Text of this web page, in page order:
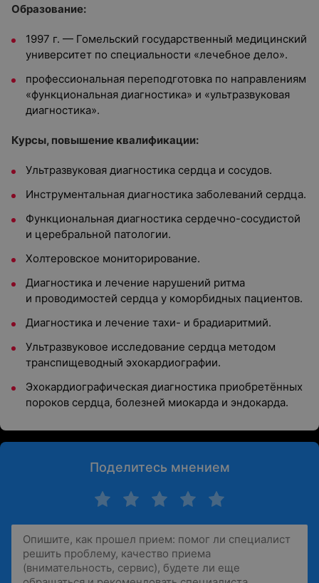
Образование:
1997 г. — Гомельский государственный медицинский
университет по специальности «лечебное дело».
профессиональная переподготовка по направлениям
«функциональная диагностика» и «ультразвуковая
диагностика».
Курсы, повышение квалификации:
Ультразвуковая диагностика сердца и сосудов.
Инструментальная диагностика заболеваний сердца.
Функциональная диагностика сердечно-сосудистой
и церебральной патологии.
Холтеровское мониторирование.
Диагностика и лечение нарушений ритма
и проводимостей сердца у коморбидных пациентов.
Диагностика и лечение тахи- и брадиаритмий.
Ультразвуковое исследование сердца методом
транспищеводный эхокардиографии.
Эхокардиографическая диагностика приобретённых
пороков сердца, болезней миокарда и эндокарда.
Поделитесь мнением